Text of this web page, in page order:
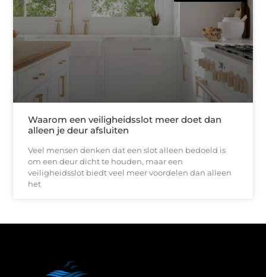
Waarom een veiligheidsslot meer doet dan
alleen je deur afsluiten
Veel mensen denken dat een slot alleen bedoeld is
om een deur dicht te houden, maar een
veiligheidsslot biedt veel meer voordelen dan alleen
het